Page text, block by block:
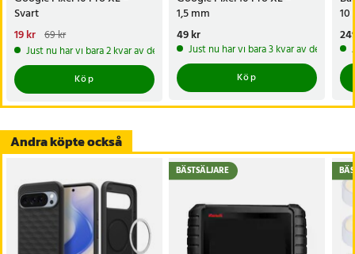
- Kompatibilitet: Google Pixel 10 / 10 Pro
- Färg: Svart
- Material: TPU, PC
- MagSafe-kompatibilitet: Nej
- Funktioner: Flerlagers konstruktion, skjutbart kameralock,
ringhållare med stativfunktion, kompatibelt med magnetiska
Artikelnummer:125225
Svart
Nuvarande pris
pris:69 kr
19 kr 69 kr
Just nu har vi bara 2 kvar av denna produkt
Köp
1,5 mm
Pris:
49 kr
Just nu har vi bara 3 kvar av denna
Köp
10
Andra köpte också
BÄSTSÄLJARE